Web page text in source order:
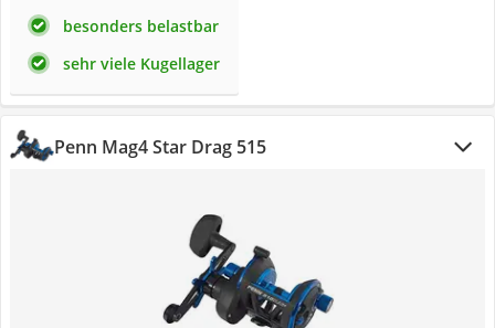
besonders belastbar
sehr viele Kugellager
Penn Mag4 Star Drag 515